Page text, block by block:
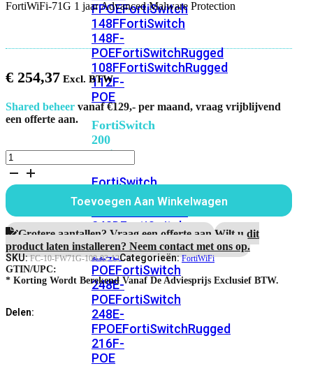
FPOEFortiSwitch
148FFortiSwitch
148F-
POEFortiSwitchRugged
108FFortiSwitchRugged
112F-
POE
FortiSwitch
200
Series
FortiSwitch
224D-
FPOE
248DFortiSwitch
224E
Fortiswitch
224E-
POEFortiSwitch
248E-
POEFortiSwitch
248E-
FPOEFortiSwitchRugged
216F-
POE
FortiWiFi-71G 1 jaar Advanced Malware Protection
€ 254,37
Shared beheer vanaf €129,- per maand, vraag vrijblijvend
een offerte aan.
FortiWiFi-
71G
jaar
Advanced
Malware
Protection
aantal
Toevoegen Aan Winkelwagen
Grotere aantallen? Vraag een offerte aan.Wilt u dit
product laten installeren? Neem contact met ons op.
SKU:FC-10-FW71G-100-02-12Categorieën:FortiWiFi
GTIN/UPC:
* Korting Wordt Berekend Vanaf De Adviesprijs Exclusief BTW.
Delen: